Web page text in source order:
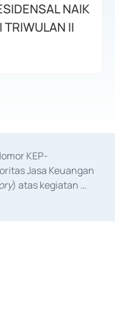
NAIK
TRIWULAN II
KEP-
Jasa Keuangan
) atas kegiatan